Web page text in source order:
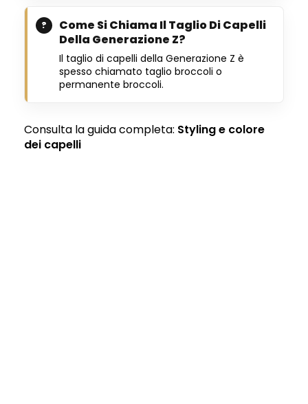
Come Si Chiama Il Taglio Di Capelli
Della Generazione Z?
Il taglio di capelli della Generazione Z è
spesso chiamato taglio broccoli o
permanente broccoli.
Consulta la guida completa: Styling e colore
dei capelli